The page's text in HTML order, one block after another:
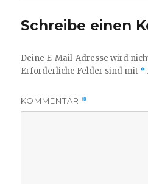
Schreibe einen
Deine E-Mail-Adresse wird
Erforderliche Felder sind mit *
KOMMENTAR *